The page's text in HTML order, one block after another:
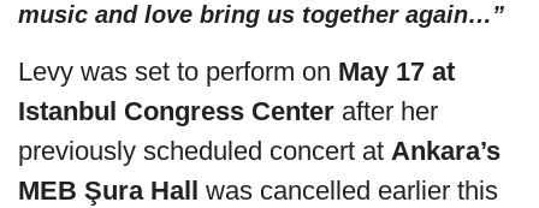
music and love bring us together again…”
Levy was set to perform on May 17 at
Istanbul Congress Center after her
previously scheduled concert at Ankara’s
MEB Şura Hall was cancelled earlier this